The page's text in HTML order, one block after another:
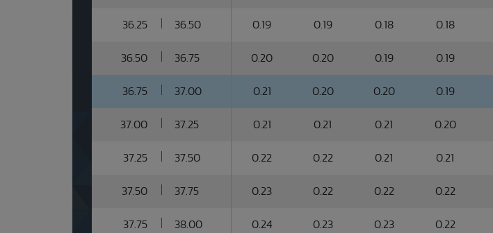
36.25 36.50 0.19 0.19 0.18 0.18
36.50 36.75 0.20 0.20 0.19 0.19
36.75 37.00 0.21 0.20 0.20 0.19
37.00 37.25 0.21 0.21 0.21 0.20
37.25 37.50 0.22 0.22 0.21 0.21
37.50 37.75 0.23 0.22 0.22 0.22
37.75 38.00 0.24 0.23 0.23 0.22